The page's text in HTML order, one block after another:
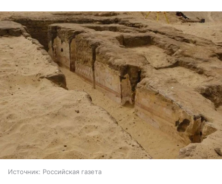
Источник: Российская газета